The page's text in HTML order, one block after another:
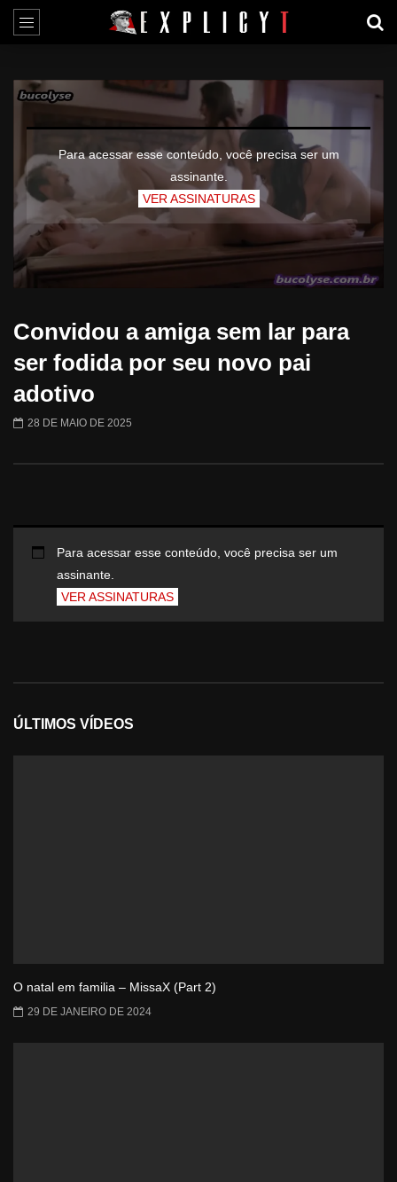
Para acessar esse conteúdo, você precisa ser um
assinante.
VER ASSINATURAS
Convidou a amiga sem lar para
ser fodida por seu novo pai
adotivo
28 DE MAIO DE 2025
Para acessar esse conteúdo, você precisa ser um
assinante.
VER ASSINATURAS
ÚLTIMOS VÍDEOS
O natal em familia – MissaX (Part 2)
29 DE JANEIRO DE 2024